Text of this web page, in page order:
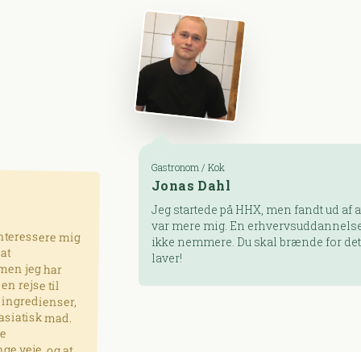
Jonas Dahl
Jeg startede på HHX, men fandt ud af at kok
var mere mig. En erhvervsuddannelse er
ikke nemmere. Du skal brænde for det, du